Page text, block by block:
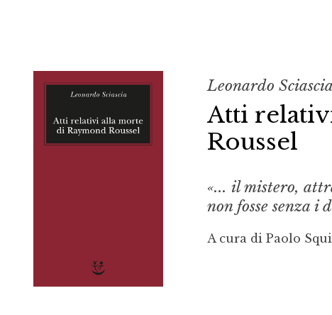
Leonardo Sciascia
Atti
Roussel
«... il mistero,
non fosse senza i
A cura di Paolo